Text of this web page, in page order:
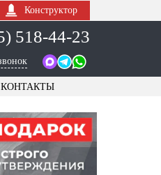
Конструктор
518-44-23
КОНТАКТЫ